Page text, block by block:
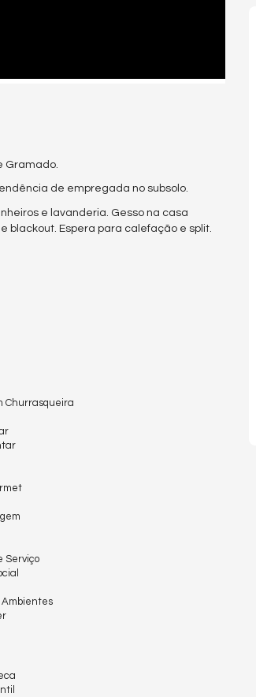
Gramado.
de empregada no subsolo.
e lavanderia. Gesso na casa
blackout. Espera para calefação e split.
Churrasqueira
Serviço
Ambientes